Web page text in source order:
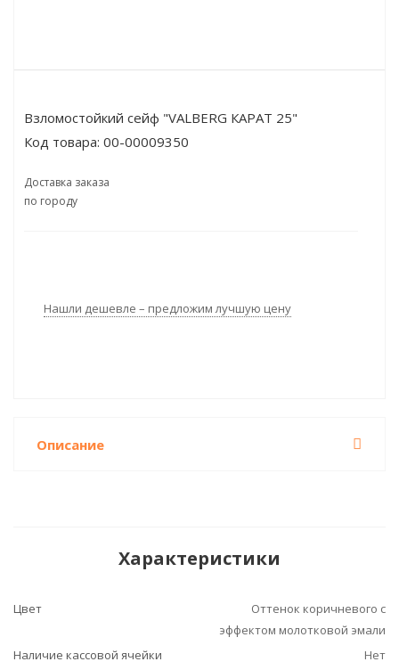
Взломостойкий сейф "VALBERG КАРАТ 25"
Код товара: 00-00009350
Доставка заказа
по городу
Нашли дешевле – предложим лучшую цену
Описание
Характеристики
Цвет
Оттенок коричневого с
эффектом молотковой эмали
Наличие кассовой ячейки
Нет